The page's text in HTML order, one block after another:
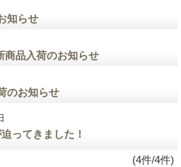
知らせ
商品入荷のお知らせ
のお知らせ
ってきました！
(4件/4件)